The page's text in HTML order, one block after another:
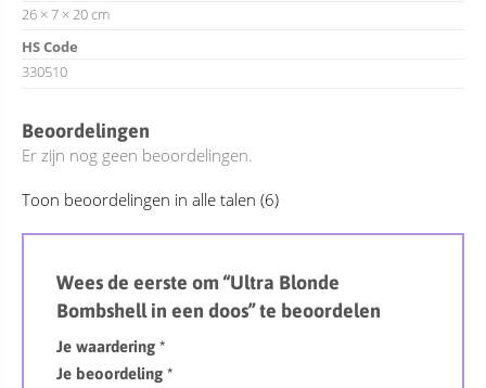
26 × 7 × 20 cm
HS Code
330510
Beoordelingen
Er zijn nog geen beoordelingen.
Toon beoordelingen in alle talen (6)
Wees de eerste om “Ultra Blonde
Bombshell in een doos” te beoordelen
Je waardering *
Je beoordeling *